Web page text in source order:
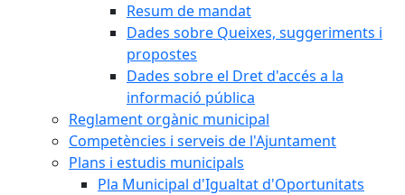
Resum de mandat
Dades sobre Queixes, suggeriments i
propostes
Dades sobre el Dret d'accés a la
informació pública
Reglament orgànic municipal
Competències i serveis de l'Ajuntament
Plans i estudis municipals
Pla Municipal d'Igualtat d'Oportunitats